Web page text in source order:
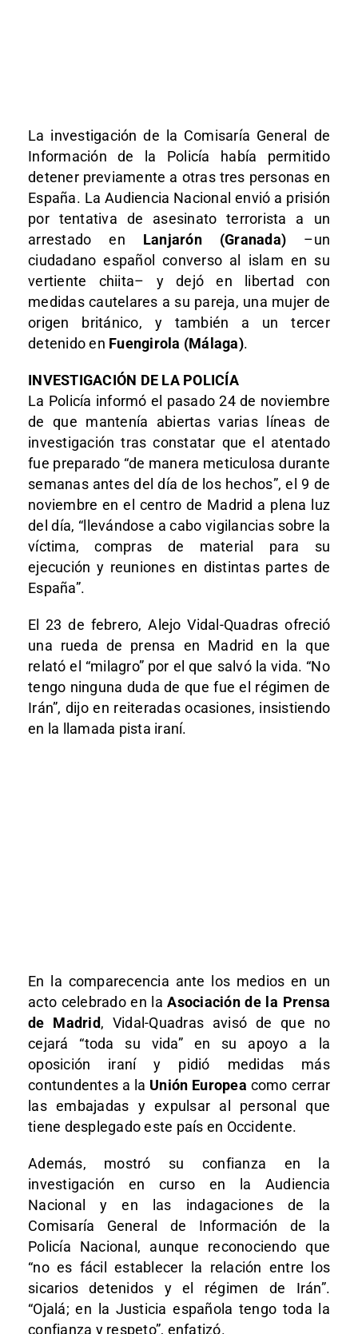
La investigación de la Comisaría General de
Información de la Policía había permitido
detener previamente a otras tres personas en
España. La Audiencia Nacional envió a prisión
por tentativa de asesinato terrorista a un
arrestado en Lanjarón (Granada) –un
ciudadano español converso al islam en su
vertiente chiita– y dejó en libertad con
medidas cautelares a su pareja, una mujer de
origen británico, y también a un tercer
detenido en Fuengirola (Málaga).
INVESTIGACIÓN DE LA POLICÍA
La Policía informó el pasado 24 de noviembre
de que mantenía abiertas varias líneas de
investigación tras constatar que el atentado
fue preparado “de manera meticulosa durante
semanas antes del día de los hechos”, el 9 de
noviembre en el centro de Madrid a plena luz
del día, “llevándose a cabo vigilancias sobre la
víctima, compras de material para su
ejecución y reuniones en distintas partes de
España”.
El 23 de febrero, Alejo Vidal-Quadras ofreció
una rueda de prensa en Madrid en la que
relató el “milagro” por el que salvó la vida. “No
tengo ninguna duda de que fue el régimen de
Irán”, dijo en reiteradas ocasiones, insistiendo
en la llamada pista iraní.
En la comparecencia ante los medios en un
acto celebrado en laAsociación de la Prensa
de Madrid, Vidal-Quadras avisó de que no
cejará “toda su vida” en su apoyo a la
oposición iraní y pidió medidas más
contundentes a la Unión Europea como cerrar
las embajadas y expulsar al personal que
tiene desplegado este país en Occidente.
Además, mostró su confianza en la
investigación en curso en la Audiencia
Nacional y en las indagaciones de la
Comisaría General de Información de la
Policía Nacional, aunque reconociendo que
“no es fácil establecer la relación entre los
sicarios detenidos y el régimen de Irán”.
“Ojalá; en la Justicia española tengo toda la
confianza y respeto”, enfatizó.